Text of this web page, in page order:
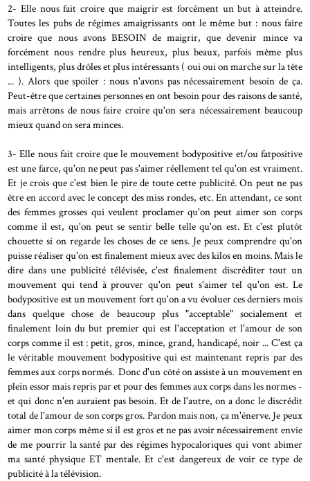
2- Elle nous fait croire que maigrir est forcément un but à atteindre.
Toutes les pubs de régimes amaigrissants ont le même but : nous faire
croire que nous avons BESOIN de maigrir, que devenir mince va
forcément nous rendre plus heureux, plus beaux, parfois même plus
intelligents, plus drôles et plus intéressants ( oui oui on marche sur la tête
... ). Alors que spoiler : nous n'avons pas nécessairement besoin de ça.
Peut-être que certaines personnes en ont besoin pour des raisons de santé,
mais arrêtons de nous faire croire qu'on sera nécessairement beaucoup
mieux quand on sera minces.
3- Elle nous fait croire que le mouvement bodypositive et/ou fatpositive
est une farce, qu'on ne peut pas s'aimer réellement tel qu'on est vraiment.
Et je crois que c'est bien le pire de toute cette publicité. On peut ne pas
être en accord avec le concept des miss rondes, etc. En attendant, ce sont
des femmes grosses qui veulent proclamer qu'on peut aimer son corps
comme il est, qu'on peut se sentir belle telle qu'on est. Et c'est plutôt
chouette si on regarde les choses de ce sens. Je peux comprendre qu'on
puisse réaliser qu'on est finalement mieux avec des kilos en moins. Mais le
dire dans une publicité télévisée, c'est finalement discréditer tout un
mouvement qui tend à prouver qu'on peut s'aimer tel qu'on est. Le
bodypositive est un mouvement fort qu'on a vu évoluer ces derniers mois
dans quelque chose de beaucoup plus "acceptable" socialement et
finalement loin du but premier qui est l'acceptation et l'amour de son
corps comme il est : petit, gros, mince, grand, handicapé, noir ... C'est ça
le véritable mouvement bodypositive qui est maintenant repris par des
femmes aux corps normés. Donc d'un côté on assiste à un mouvement en
plein essor mais repris par et pour des femmes aux corps dans les normes -
et qui donc n'en auraient pas besoin. Et de l'autre, on a donc le discrédit
total de l'amour de son corps gros. Pardon mais non, ça m'énerve. Je peux
aimer mon corps même si il est gros et ne pas avoir nécessairement envie
de me pourrir la santé par des régimes hypocaloriques qui vont abimer
ma santé physique ET mentale. Et c'est dangereux de voir ce type de
publicité à la télévision.